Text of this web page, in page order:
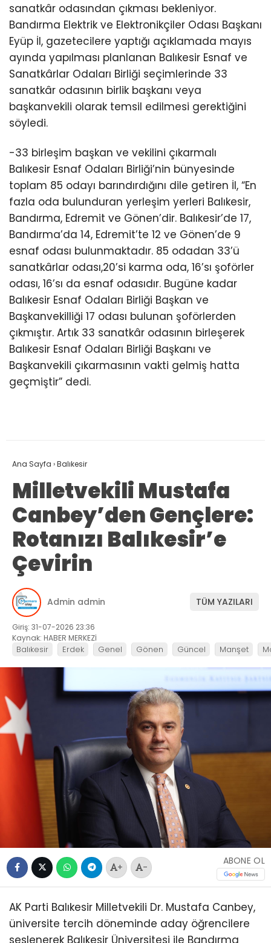
sanatkâr odasından çıkması bekleniyor.
Bandırma Elektrik ve Elektronikçiler Odası Başkanı
Eyüp İl, gazetecilere yaptığı açıklamada mayıs
ayında yapılması planlanan Balıkesir Esnaf ve
Sanatkârlar Odaları Birliği seçimlerinde 33
sanatkâr odasının birlik başkanı veya
başkanvekili olarak temsil edilmesi gerektiğini
söyledi.
-33 birleşim başkan ve vekilini çıkarmalı
Balıkesir Esnaf Odaları Birliği’nin bünyesinde
toplam 85 odayı barındırdığını dile getiren İl, “En
fazla oda bulunduran yerleşim yerleri Balıkesir,
Bandırma, Edremit ve Gönen’dir. Balıkesir’de 17,
Bandırma’da 14, Edremit’te 12 ve Gönen’de 9
esnaf odası bulunmaktadır. 85 odadan 33’ü
sanatkârlar odası,20’si karma oda, 16’sı şoförler
odası, 16’sı da esnaf odasıdır. Bugüne kadar
Balıkesir Esnaf Odaları Birliği Başkan ve
Başkanvekilliği 17 odası bulunan şoförlerden
çıkmıştır. Artık 33 sanatkâr odasının birleşerek
Balıkesir Esnaf Odaları Birliği Başkanı ve
Başkanvekili çıkarmasının vakti gelmiş hatta
geçmiştir” dedi.
Ana Sayfa ›Balıkesir
Milletvekili Mustafa
Canbey’den Gençlere:
Rotanızı Balıkesir’e
Çevirin
Admin admin TÜM YAZILARI
Giriş: 31-07-2026 23:36
Kaynak: HABER MERKEZİ
Balıkesir Erdek Genel Gönen Güncel Manşet
+ -
ABONE OL
AK Parti Balıkesir Milletvekili Dr. Mustafa Canbey,
üniversite tercih döneminde aday öğrencilere